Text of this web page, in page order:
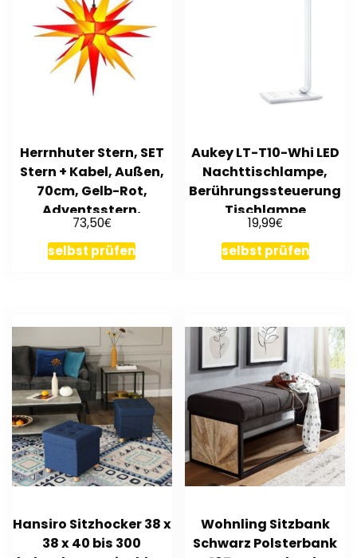
Herrnhuter Stern, SET
Stern + Kabel, Außen,
70cm, Gelb-Rot,
Adventsstern,
Weihnachten
73,50€
selbst prüfen
Aukey LT-T10-Whi LED
Nachttischlampe,
Berührungssteuerung
Tischlampe
19,99€
selbst prüfen
Hansiro Sitzhocker 38 x
38 x 40 bis 300
Wohnling Sitzbank
Schwarz Polsterbank